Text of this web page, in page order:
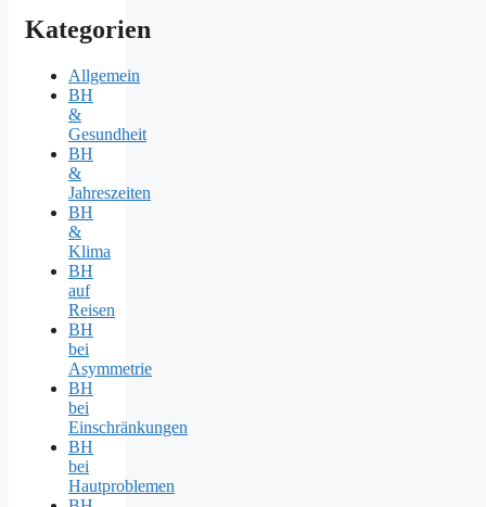
Kategorien
Allgemein
BH
&
Gesundheit
BH
&
Jahreszeiten
BH
&
Klima
BH
auf
Reisen
BH
bei
Asymmetrie
BH
bei
Einschränkungen
BH
bei
Hautproblemen